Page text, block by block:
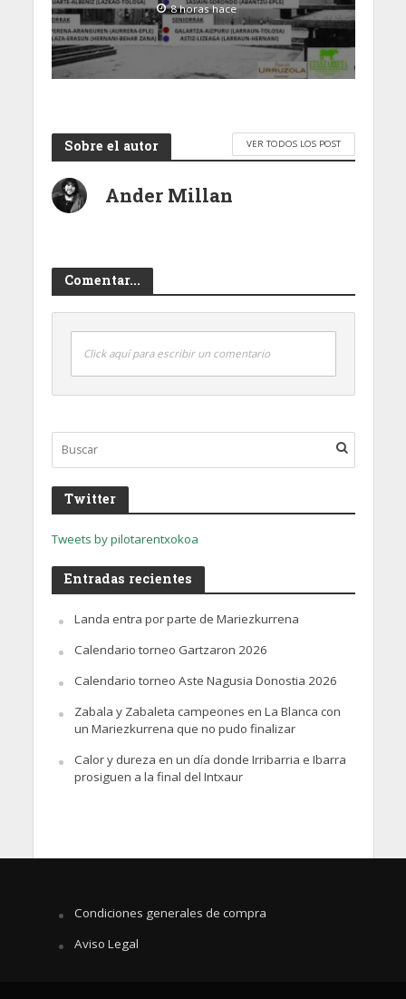
8 horas hace
Sobre el autor VER TODOS LOS POST
Ander Millan
Comentar...
Click aquí para escribir un comentario
Twitter
Tweets by pilotarentxokoa
Entradas recientes
Landa entra por parte de Mariezkurrena
Calendario torneo Gartzaron 2026
Calendario torneo Aste Nagusia Donostia 2026
Zabala y Zabaleta campeones en La Blanca con
un Mariezkurrena que no pudo finalizar
Calor y dureza en un día donde Irribarria e Ibarra
prosiguen a la final del Intxaur
Condiciones generales de compra
Aviso Legal